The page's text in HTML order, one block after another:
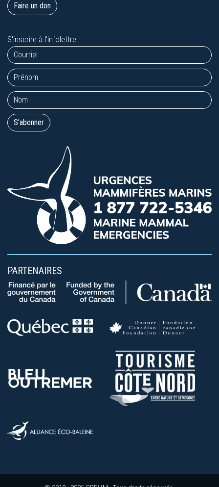
Faire un don
S'inscrire à l'infolettre
PARTENAIRES